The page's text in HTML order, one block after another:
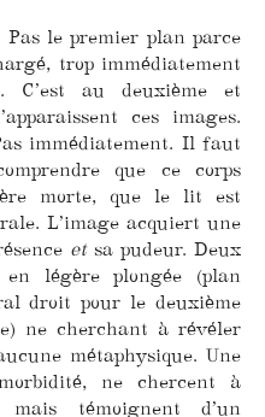
le premier plan parce
trop immédiatement
C’est au deuxième et
ces images.
immédiatement. Il faut
que ce corps
morte, que le lit est
L’image acquiert une
etsa pudeur. Deux
légère plongée (plan
droit pour le deuxième
ne cherchant à révéler
métaphysique. Une
ne chercent à
témoignent d’un